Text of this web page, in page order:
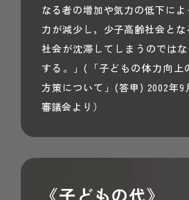
なる者の増加や気力の低下に
力が減少し，少子高齢社会と
社会が沈滞してしまうのでは
する。」(「子どもの体力向上
方策について」(答申) 2002年9
審議会より）
《子どもの代》